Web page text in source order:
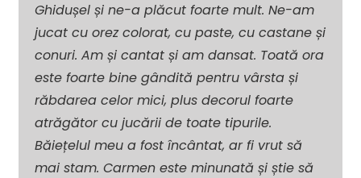
Ghidușel și ne-a plăcut foarte mult. Ne-am
jucat cu orez colorat, cu paste, cu castane și
conuri. Am și cantat și am dansat. Toată ora
este foarte bine gândită pentru vârsta și
răbdarea celor mici, plus decorul foarte
atrăgător cu jucării de toate tipurile.
Băiețelul meu a fost încântat, ar fi vrut să
mai stam. Carmen este minunată și știe să